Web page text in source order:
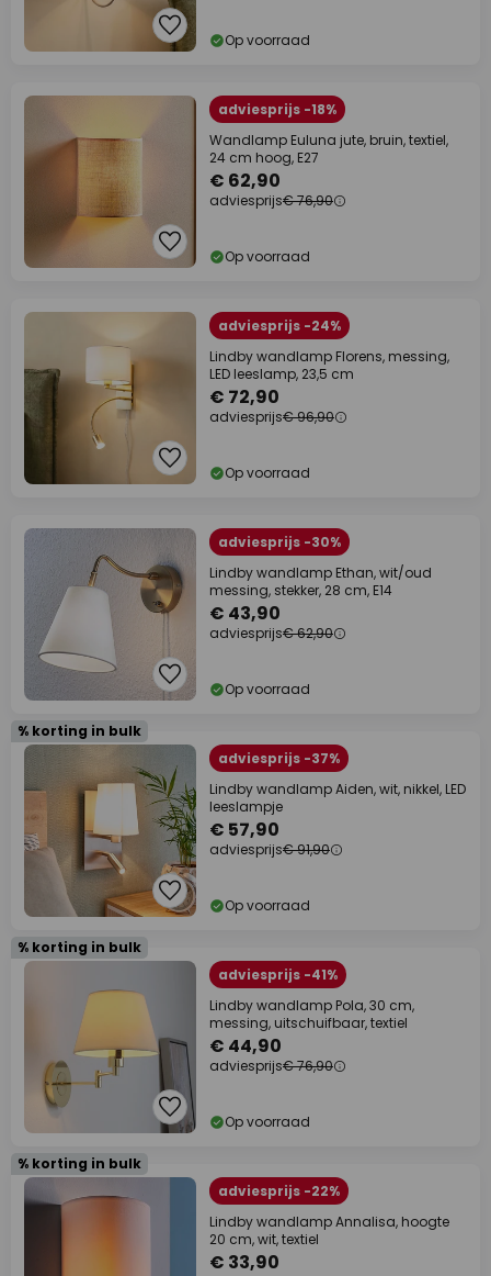
Op voorraad
adviesprijs -18%
Wandlamp Euluna jute, bruin, textiel,
24 cm hoog, E27
€ 62,90
adviesprijs€ 76,90
Op voorraad
adviesprijs -24%
Lindby wandlamp Florens, messing,
LED leeslamp, 23,5 cm
€ 72,90
adviesprijs€ 96,90
Op voorraad
adviesprijs -30%
Lindby wandlamp Ethan, wit/oud
messing, stekker, 28 cm, E14
€ 43,90
adviesprijs€ 62,90
Op voorraad
% korting in bulk
adviesprijs -37%
Lindby wandlamp Aiden, wit, nikkel, LED
leeslampje
€ 57,90
adviesprijs€ 91,90
Op voorraad
% korting in bulk
adviesprijs -41%
Lindby wandlamp Pola, 30 cm,
messing, uitschuifbaar, textiel
€ 44,90
adviesprijs€ 76,90
Op voorraad
% korting in bulk
adviesprijs -22%
Lindby wandlamp Annalisa, hoogte
20 cm, wit, textiel
€ 33,90